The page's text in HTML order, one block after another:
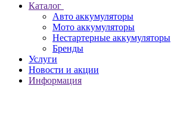
Каталог
Авто аккумуляторы
Мото аккумуляторы
Нестартерные аккумуляторы
Бренды
Услуги
Новости и акции
Информация